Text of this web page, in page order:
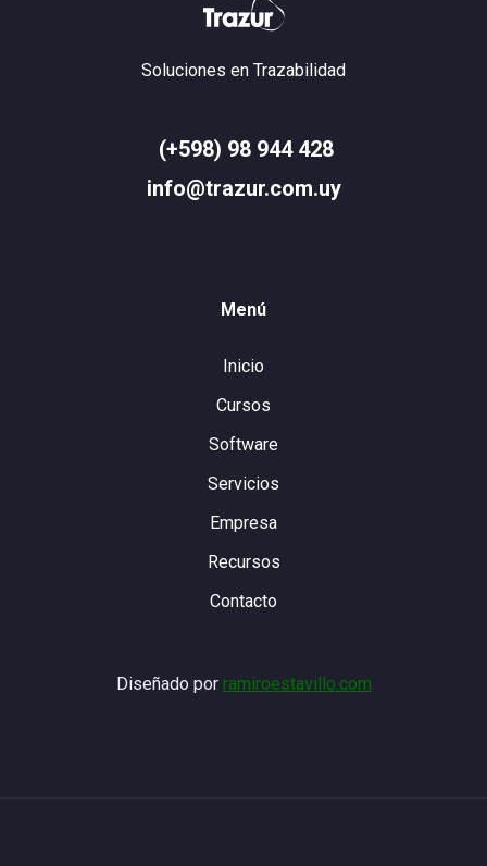
Soluciones en Trazabilidad
(+598) 98 944 428
info@trazur.com.uy
Menú
Inicio
Cursos
Software
Servicios
Empresa
Recursos
Contacto
Diseñado por ramiroestavillo.com